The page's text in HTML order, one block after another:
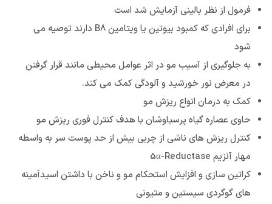
فرمول از نظر بالینی آزمایش شد است
برای افرادی که کمبود بیوتین یا ویتامین B8 دارند توصیه می
شود
به جلوگیری از آسیب مو در اثر عوامل محیطی مانند قرار گرفتن
در معرض نور خورشید و آلودگی کمک می کند.
کمک به درمان انواع ریزش مو
حاوی عصاره گیاه پرسیاوشان با هدف کنترل فوری ریزش مو
کنترل ریزش های ناشی از چربی بیش از حد پوست سر به واسطه
مهار آنزیم 5α-Reductase
کراتین سازی و افزایش استحکام مو و ناخن با داشتن اسیدآمینه
های گوگردی سیستین و متیونی